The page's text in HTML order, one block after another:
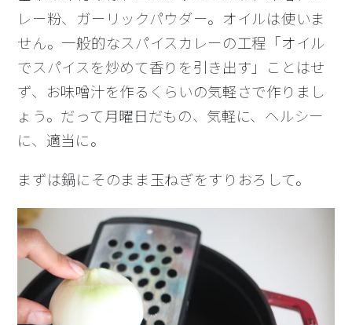
レー粉、ガーリックパウダー。オイルは使いま
せん。一般的なスパイスカレーの工程「オイル
でスパイスを炒めて香りを引き出す」ことはせ
ず、お味噌汁を作るくらいの気軽さで作りまし
ょう。だって月曜日だもの、気軽に、ヘルシー
に、適当に。
まずは鍋にそのまま玉ねぎをすりおろして。